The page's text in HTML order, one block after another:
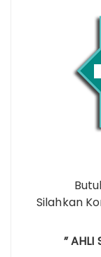
Silahkan
” AHLI